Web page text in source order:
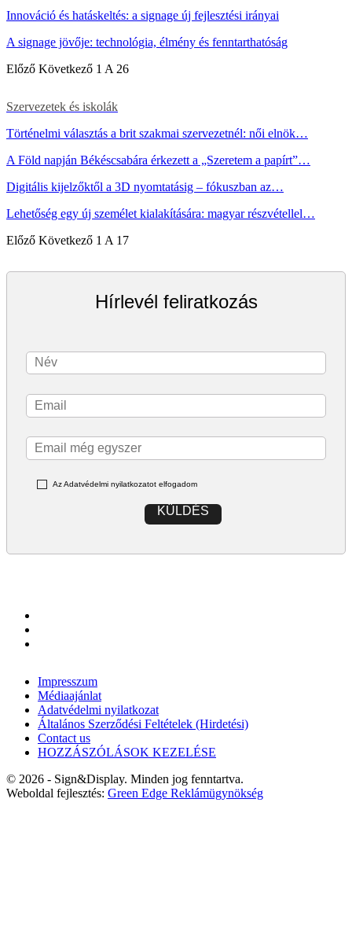
Innováció és hatáskeltés: a signage új fejlesztési irányai
A signage jövője: technológia, élmény és fenntarthatóság
Előző Következő 1 A 26
Szervezetek és iskolák
Történelmi választás a brit szakmai szervezetnél: női elnök…
A Föld napján Békéscsabára érkezett a „Szeretem a papírt”…
Digitális kijelzőktől a 3D nyomtatásig – fókuszban az…
Lehetőség egy új személet kialakítására: magyar részvétellel…
Előző Következő 1 A 17
Hírlevél feliratkozás
Az Adatvédelmi nyilatkozatot elfogadom
KÜLDÉS
Impresszum
Médiaajánlat
Adatvédelmi nyilatkozat
Általános Szerződési Feltételek (Hirdetési)
Contact us
HOZZÁSZÓLÁSOK KEZELÉSE
© 2026 - Sign&Display. Minden jog fenntartva.
Weboldal fejlesztés: Green Edge Reklámügynökség